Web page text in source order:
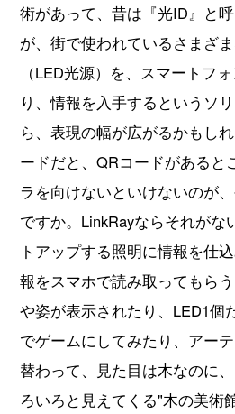
術があって、昔は『光ID』と
が、街で使われているさまざ
（LED光源）を、スマートフ
り、情報を入手するというソ
ら、表現の幅が広がるかもし
ードだと、QRコードがあると
ラを向けないといけないのが
ですか。LinkRayならそれがな
トアップする照明に情報を仕
報をスマホで読み取ってもら
や姿が表示されたり、LED1個
でゲームにしてみたり、アー
替わって、見た目は木なのに
ろいろと見えてくる"木の美術